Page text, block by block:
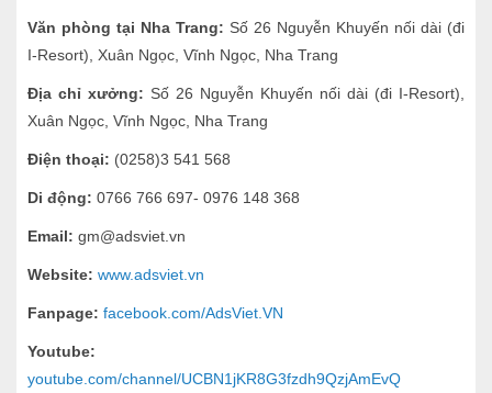
Văn phòng tại Nha Trang: Số 26 Nguyễn Khuyến nối dài (đi
I-Resort), Xuân Ngọc, Vĩnh Ngọc, Nha Trang
Địa chỉ xưởng: Số 26 Nguyễn Khuyến nối dài (đi I-Resort),
Xuân Ngọc, Vĩnh Ngọc, Nha Trang
Điện thoại: (0258)3 541 568
Di động: 0766 766 697- 0976 148 368
Email: gm@adsviet.vn
Website: www.adsviet.vn
Fanpage: facebook.com/AdsViet.VN
Youtube:
youtube.com/channel/UCBN1jKR8G3fzdh9QzjAmEvQ